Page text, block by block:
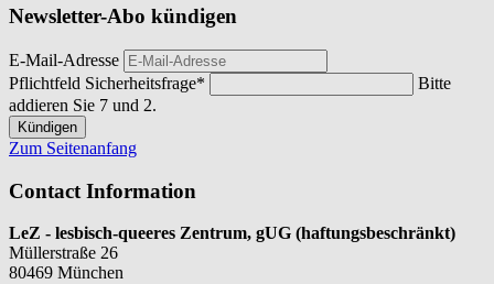
Newsletter-Abo kündigen
E-Mail-Adresse
Pflichtfeld Sicherheitsfrage*
Bitte
addieren Sie 7 und 2.
Kündigen
Zum Seitenanfang
Contact Information
LeZ - lesbisch-queeres Zentrum, gUG (haftungsbeschränkt)
Müllerstraße 26
80469 München